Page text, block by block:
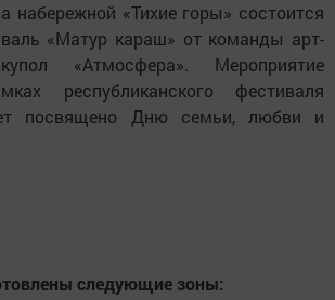
набережной «Тихие горы» состоится
«Матур караш» от команды арт-
«Атмосфера». Мероприятие
республиканского фестиваля
посвящено Дню семьи, любви и
следующие зоны: